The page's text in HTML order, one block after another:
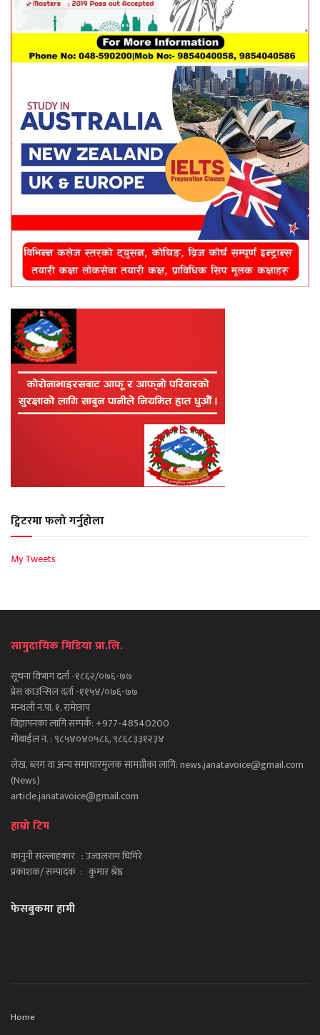
ट्विटरमा फलो गर्नुहोला
My Tweets
सामुदायिक मिडिया प्रा.लि.
सूचना विभाग दर्ता -१८६२/०७६-७७
प्रेस काउन्सिल दर्ता -११५४/०७६-७७
मन्थली न.पा. १, रामेछाप
विज्ञापनका लागि सम्पर्क: +977-48540200
मोबाईल नं. : ९८५४०४०५८६, ९८६८३३१२३४
लेख, ब्लग वा अन्य समाचारमुलक सामग्रीका लागि: news.janatavoice@gmail.com
(News)
article.janatavoice@gmail.com
हाम्रो टिम
कानुनी सल्लाहकार : उज्वलराम घिमिरे
प्रकाशक/ सम्पादक : कुमार श्रेष्ठ
फेसबुकमा हामी
Home